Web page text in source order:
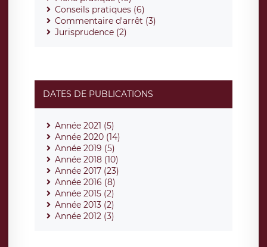
Conseils pratiques (6)
Commentaire d'arrêt (3)
Jurisprudence (2)
DATES DE PUBLICATIONS
Année 2021 (5)
Année 2020 (14)
Année 2019 (5)
Année 2018 (10)
Année 2017 (23)
Année 2016 (8)
Année 2015 (2)
Année 2013 (2)
Année 2012 (3)